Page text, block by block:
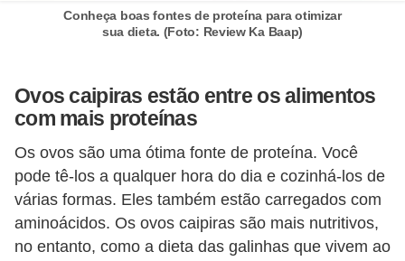
Conheça boas fontes de proteína para otimizar
sua dieta. (Foto: Review Ka Baap)
Ovos caipiras estão entre os alimentos
com mais proteínas
Os ovos são uma ótima fonte de proteína. Você
pode tê-los a qualquer hora do dia e cozinhá-los de
várias formas. Eles também estão carregados com
aminoácidos. Os ovos caipiras são mais nutritivos,
no entanto, como a dieta das galinhas que vivem ao